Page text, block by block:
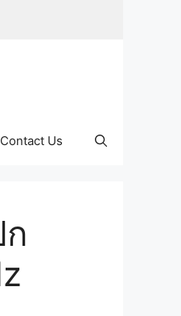
Contact Us